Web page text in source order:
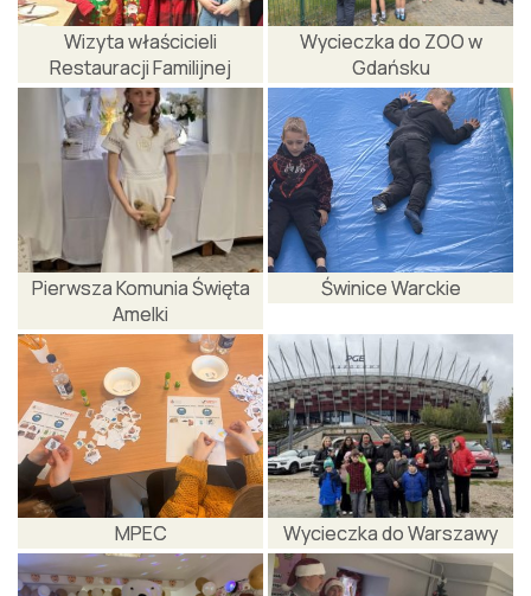
Wizyta właścicieli
Restauracji Familijnej
Wycieczka do ZOO w
Gdańsku
Pierwsza Komunia Święta
Amelki
Świnice Warckie
MPEC Wycieczka do Warszawy